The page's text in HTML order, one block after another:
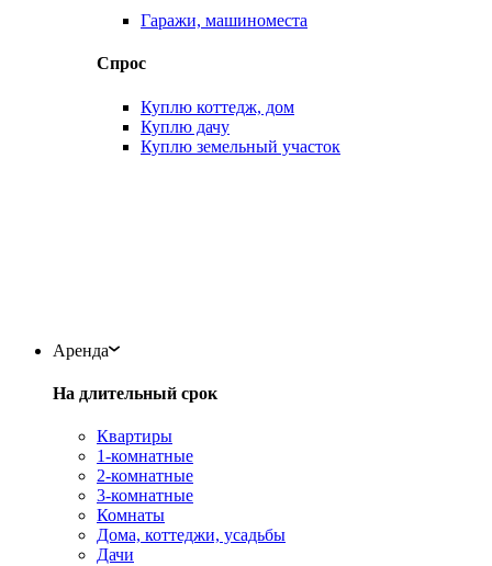
Гаражи, машиноместа
Спрос
Куплю коттедж, дом
Куплю дачу
Куплю земельный участок
Аренда
На длительный срок
Квартиры
1-комнатные
2-комнатные
3-комнатные
Комнаты
Дома, коттеджи, усадьбы
Дачи